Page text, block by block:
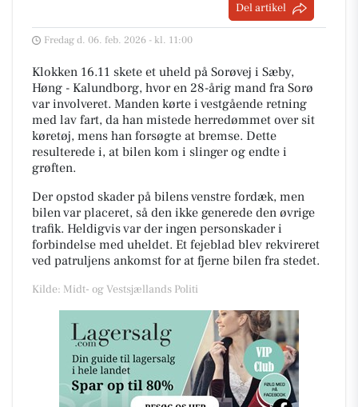
Del artikel
Fredag d. 06. feb. 2026 - kl. 11:00
Klokken 16.11 skete et uheld på Sorøvej i Sæby,
Høng - Kalundborg, hvor en 28-årig mand fra Sorø
var involveret. Manden kørte i vestgående retning
med lav fart, da han mistede herredømmet over sit
køretøj, mens han forsøgte at bremse. Dette
resulterede i, at bilen kom i slinger og endte i
grøften.
Der opstod skader på bilens venstre fordæk, men
bilen var placeret, så den ikke generede den øvrige
trafik. Heldigvis var der ingen personskader i
forbindelse med uheldet. Et fejeblad blev rekvireret
ved patruljens ankomst for at fjerne bilen fra stedet.
Kilde: Midt- og Vestsjællands Politi